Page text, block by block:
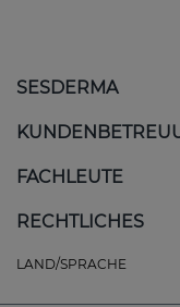
SESDERMA
FACHLEUTE
RECHTLICHES
LAND/SPRACHE